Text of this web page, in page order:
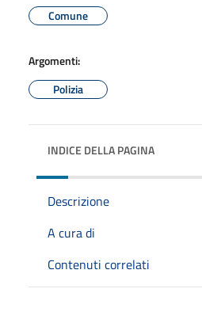
Comune
Argomenti:
Polizia
INDICE DELLA PAGINA
Descrizione
A cura di
Contenuti correlati